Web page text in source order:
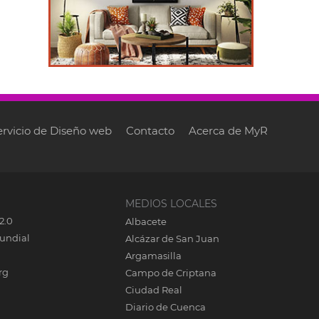
de Diseño web Contacto Acerca de MyR
MEDIOS LOCALES
Albacete
Alcázar de San Juan
Argamasilla
Campo de Criptana
Ciudad Real
Diario de Cuenca